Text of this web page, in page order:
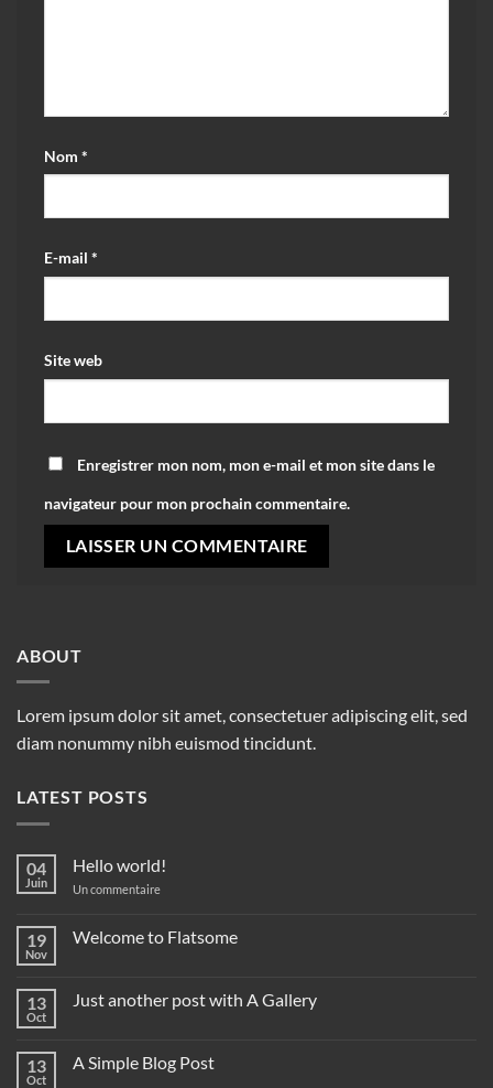
Nom *
E-mail *
Site web
Enregistrer mon nom, mon e-mail et mon site dans le
navigateur pour mon prochain commentaire.
ABOUT
Lorem ipsum dolor sit amet, consectetuer adipiscing elit, sed
diam nonummy nibh euismod tincidunt.
LATEST POSTS
04
Juin
Hello world!
Un commentairesur
19
Nov
Welcome to Flatsome
Welcome
13
Oct
Just another post with A Gallery
Just
13
Oct
A Simple Blog Post